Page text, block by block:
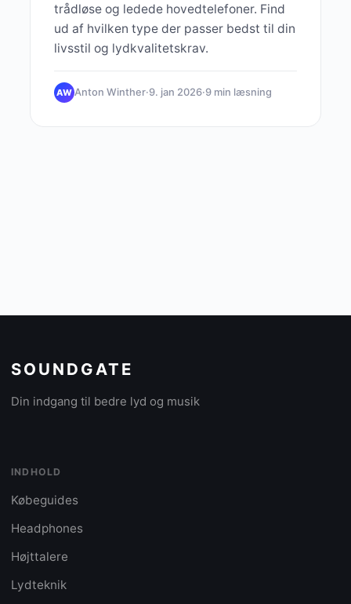
trådløse og ledede hovedtelefoner. Find
ud af hvilken type der passer bedst til din
livsstil og lydkvalitetskrav.
AW Anton Winther·9. jan 2026·9 min læsning
SOUNDGATE
Din indgang til bedre lyd og musik
INDHOLD
Købeguides
Headphones
Højttalere
Lydteknik